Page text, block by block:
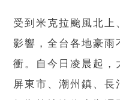
受到米克拉颱風北上
影響，全台各地豪雨
衝。自今日凌晨起，
屏東市、潮州鎮、